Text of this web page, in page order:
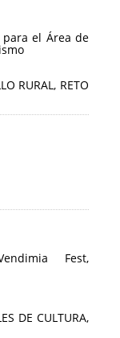
el Área de
RURAL, RETO
Fest,
DE CULTURA,